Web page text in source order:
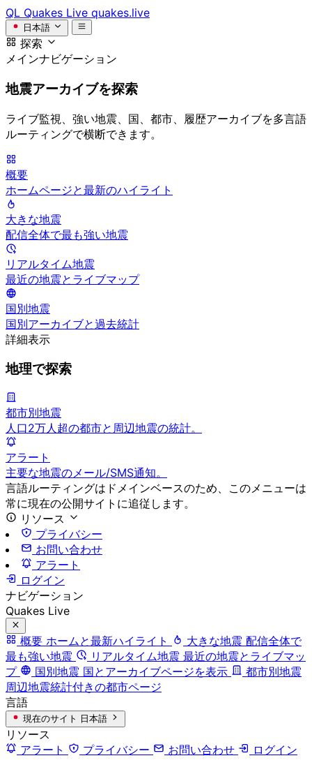
QL Quakes Live quakes.live
日本語
探索
メインナビゲーション
地震アーカイブを探索
ライブ監視、強い地震、国、都市、履歴アーカイブを多言語
ルーティングで横断できます。
概要
ホームページと最新のハイライト
大きな地震
配信全体で最も強い地震
リアルタイム地震
最近の地震とライブマップ
国別地震
国別アーカイブと過去統計
詳細表示
地理で探索
都市別地震
人口2万人超の都市と周辺地震の統計。
アラート
主要な地震のメール/SMS通知。
言語ルーティングはドメインベースのため、このメニューは
常に現在の公開サイトに追従します。
リソース
プライバシー
お問い合わせ
アラート
ログイン
ナビゲーション
Quakes Live
概要 ホームと最新ハイライト 大きな地震 配信全体で
最も強い地震
リアルタイム地震 最近の地震とライブマッ
プ
国別地震 国とアーカイブページを表示
都市別地震
周辺地震統計付きの都市ページ
言語
現在のサイト 日本語
リソース
アラート
プライバシー お問い合わせ
ログイン